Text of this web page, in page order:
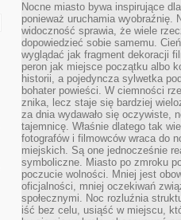
Nocne miasto bywa inspirujące
ponieważ uruchamia wyobraźnię.
widoczność sprawia, że wiele
dopowiedzieć sobie samemu.
wyglądać jak fragment dekoracji
peron jak miejsce początku albo
historii, a pojedyncza sylwetka
bohater powieści. W ciemności
znika, lecz staje się bardziej
za dnia wydawało się oczywiste,
tajemnicę. Właśnie dlatego tak
fotografów i filmowców wraca do
miejskich. Są one jednocześnie
symboliczne. Miasto po zmroku
poczucie wolności. Mniej jest
oficjalności, mniej oczekiwań
społecznymi. Noc rozluźnia
iść bez celu, usiąść w miejscu,